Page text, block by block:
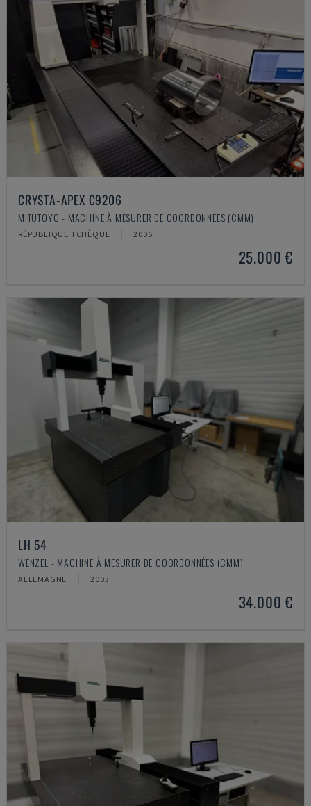
CRYSTA-APEX C9206
MITUTOYO - MACHINE À MESURER DE COORDONNÉES (CMM)
RÉPUBLIQUE TCHÈQUE 2006
25.000 €
LH 54
WENZEL - MACHINE À MESURER DE COORDONNÉES (CMM)
ALLEMAGNE 2003
34.000 €